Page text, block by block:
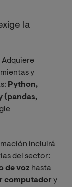
la
Adquiere
y
Python,
(pandas,
incluirá
del sector:
de voz hasta
computador y